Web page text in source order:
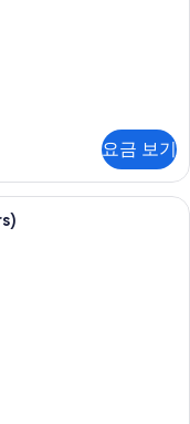
요금 보기
, 객실 내 금고, 다리미/다리